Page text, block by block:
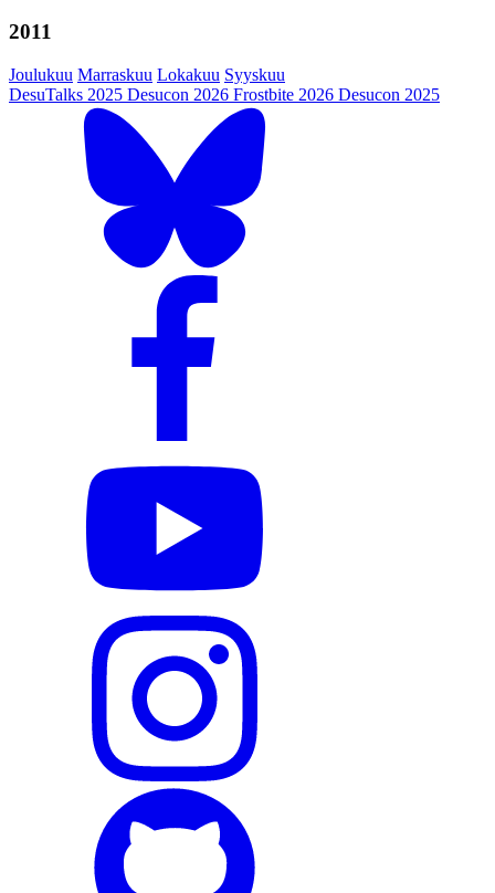
2011
Joulukuu Marraskuu Lokakuu Syyskuu
DesuTalks 2025 Desucon 2026 Frostbite 2026 Desucon 2025